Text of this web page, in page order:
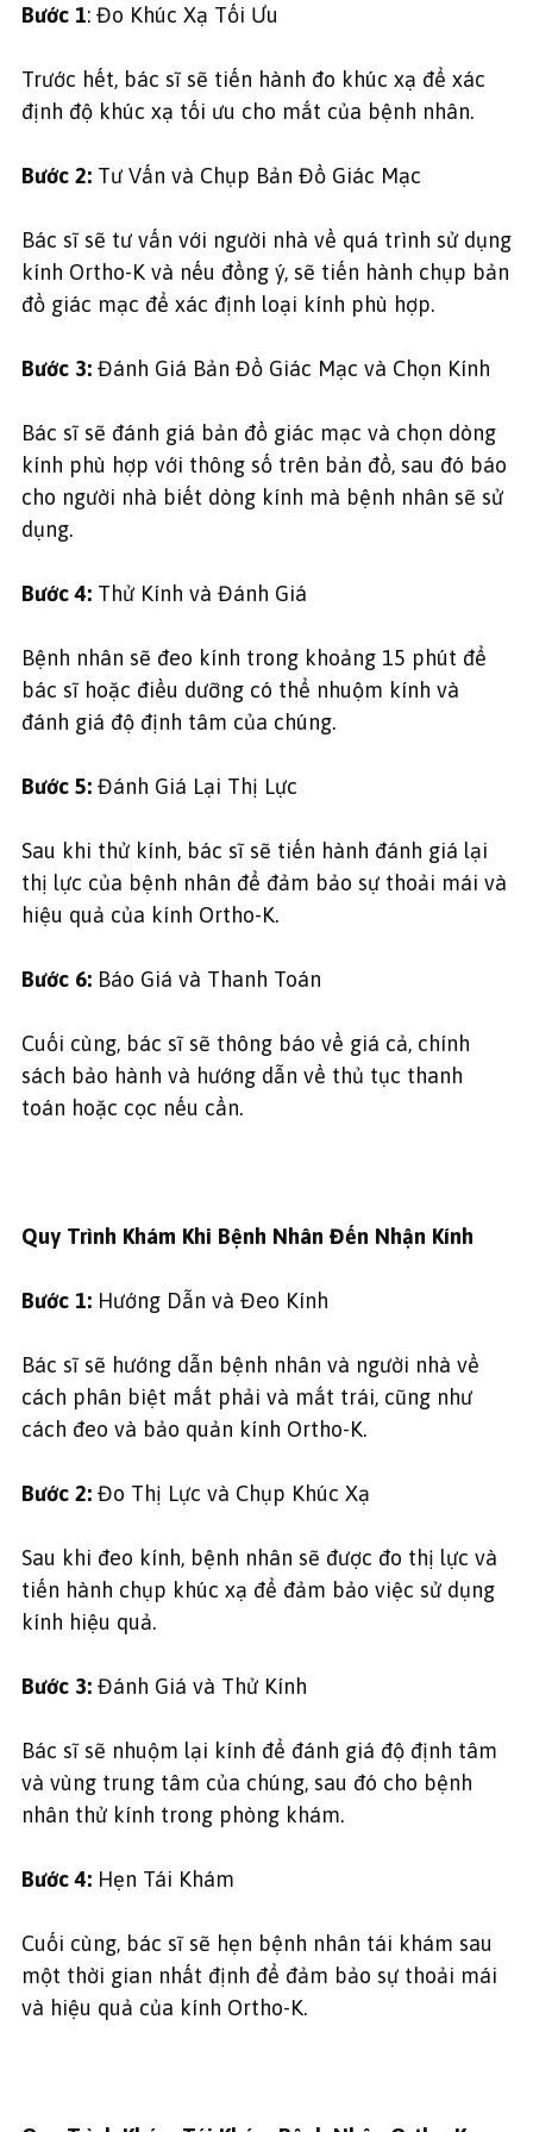
Bước 1: Đo Khúc Xạ Tối Ưu
Trước hết, bác sĩ sẽ tiến hành đo khúc xạ để xác
định độ khúc xạ tối ưu cho mắt của bệnh nhân.
Bước 2:Tư Vấn và Chụp Bản Đồ Giác Mạc
Bác sĩ sẽ tư vấn với người nhà về quá trình sử dụng
kính Ortho-K và nếu đồng ý, sẽ tiến hành chụp bản
đồ giác mạc để xác định loại kính phù hợp.
Bước 3: Đánh Giá Bản Đồ Giác Mạc và Chọn Kính
Bác sĩ sẽ đánh giá bản đồ giác mạc và chọn dòng
kính phù hợp với thông số trên bản đồ, sau đó báo
cho người nhà biết dòng kính mà bệnh nhân sẽ sử
dụng.
Bước 4:Thử Kính và Đánh Giá
Bệnh nhân sẽ đeo kính trong khoảng 15 phút để
bác sĩ hoặc điều dưỡng có thể nhuộm kính và
đánh giá độ định tâm của chúng.
Bước 5:Đánh Giá Lại Thị Lực
Sau khi thử kính, bác sĩ sẽ tiến hành đánh giá lại
thị lực của bệnh nhân để đảm bảo sự thoải mái và
hiệu quả của kính Ortho-K.
Bước 6:Báo Giá và Thanh Toán
Cuối cùng, bác sĩ sẽ thông báo về giá cả, chính
sách bảo hành và hướng dẫn về thủ tục thanh
toán hoặc cọc nếu cần.
Quy Trình Khám Khi Bệnh Nhân Đến Nhận Kính
Bước 1:Hướng Dẫn và Đeo Kính
Bác sĩ sẽ hướng dẫn bệnh nhân và người nhà về
cách phân biệt mắt phải và mắt trái, cũng như
cách đeo và bảo quản kính Ortho-K.
Bước 2:Đo Thị Lực và Chụp Khúc Xạ
Sau khi đeo kính, bệnh nhân sẽ được đo thị lực và
tiến hành chụp khúc xạ để đảm bảo việc sử dụng
kính hiệu quả.
Bước 3:Đánh Giá và Thử Kính
Bác sĩ sẽ nhuộm lại kính để đánh giá độ định tâm
và vùng trung tâm của chúng, sau đó cho bệnh
nhân thử kính trong phòng khám.
Bước 4:Hẹn Tái Khám
Cuối cùng, bác sĩ sẽ hẹn bệnh nhân tái khám sau
một thời gian nhất định để đảm bảo sự thoải mái
và hiệu quả của kính Ortho-K.